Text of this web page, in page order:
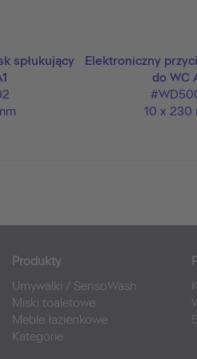
spłukujący
Elektroniczny
do WC
10 x 230
Produkty
Umywalki / SensoWash
Miski toaletowe
Meble łazienkowe
Kategorie